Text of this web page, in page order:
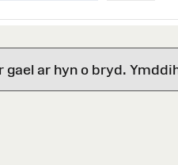
gael ar hyn o bryd.